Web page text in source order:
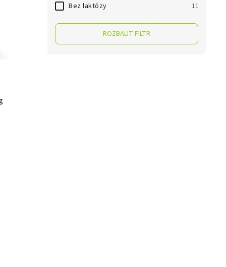
Bez laktózy 11
ROZBALIT FILTR